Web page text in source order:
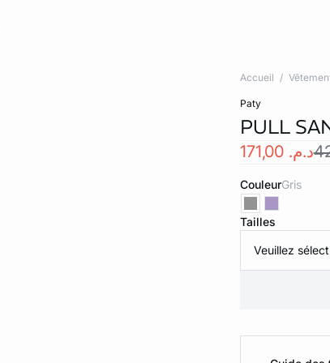
Accueil
paty
PULL
د.م. 171,00
Couleur gris
Tailles
Veuillez